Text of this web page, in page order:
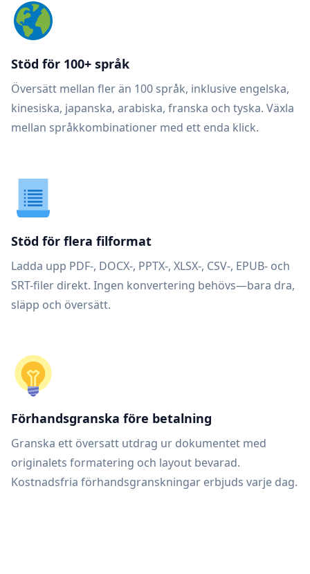
Stöd för 100+ språk
Översätt mellan fler än 100 språk, inklusive engelska,
kinesiska, japanska, arabiska, franska och tyska. Växla
mellan språkkombinationer med ett enda klick.
Stöd för flera filformat
Ladda upp PDF-, DOCX-, PPTX-, XLSX-, CSV-, EPUB- och
SRT-filer direkt. Ingen konvertering behövs—bara dra,
släpp och översätt.
Förhandsgranska före betalning
Granska ett översatt utdrag ur dokumentet med
originalets formatering och layout bevarad.
Kostnadsfria förhandsgranskningar erbjuds varje dag.